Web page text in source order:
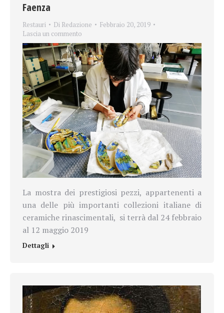
Faenza
Restauri Di Redazione
Febbraio 20, 2019
Lascia un commento
La mostra dei prestigiosi pezzi, appartenenti a
una delle più importanti collezioni italiane di
ceramiche rinascimentali, si terrà dal 24 febbraio
al 12 maggio 2019
Dettagli